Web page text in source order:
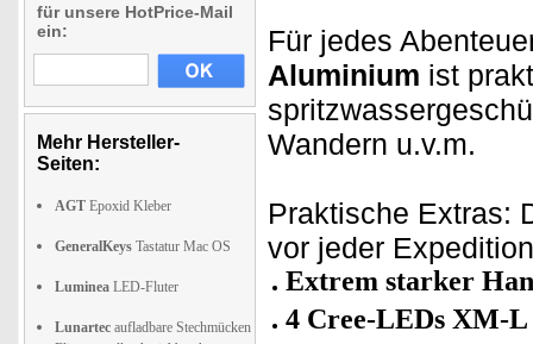
für unsere HotPrice-Mail
ein:
Mehr Hersteller-
Seiten:
AGT Epoxid Kleber
GeneralKeys Tastatur Mac OS
Luminea LED-Fluter
Lunartec aufladbare Stechmücken
Für jedes
Aluminium ist
Wandern u.v.m.
Praktische Extras:
vor jeder
Extrem starker
4 Cree-LEDs XM-L